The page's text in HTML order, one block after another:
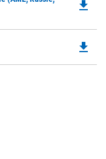
file_download
file_download